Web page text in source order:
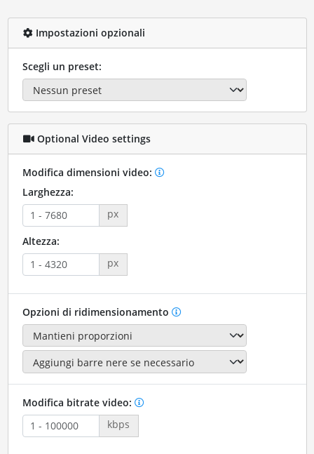
Impostazioni opzionali
Scegli un preset:
Optional Video settings
Modifica dimensioni video:
Larghezza:
px
Altezza:
px
Opzioni di ridimensionamento
Modifica bitrate video:
kbps